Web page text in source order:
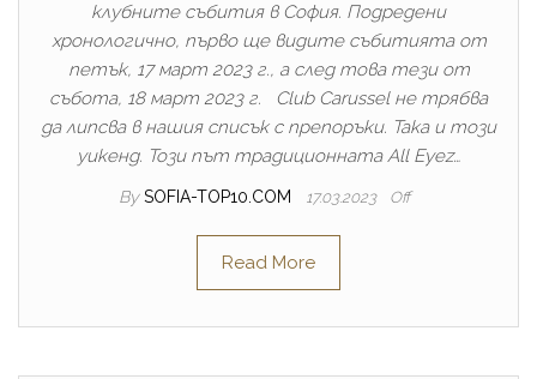
клубните събития в София. Подредени
хронологично, първо ще видите събитията от
петък, 17 март 2023 г., а след това тези от
събота, 18 март 2023 г. Club Carussel не трябва
да липсва в нашия списък с препоръки. Така и този
уикенд. Този път традиционната All Eyez…
By SOFIA-TOP10.COM 17.03.2023 Off
Read More